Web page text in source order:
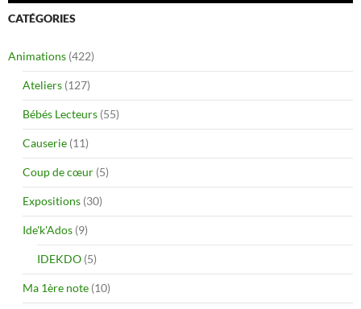
CATÉGORIES
Animations (422)
Ateliers (127)
Bébés Lecteurs (55)
Causerie (11)
Coup de cœur (5)
Expositions (30)
Ide'k'Ados (9)
IDEKDO (5)
Ma 1ère note (10)